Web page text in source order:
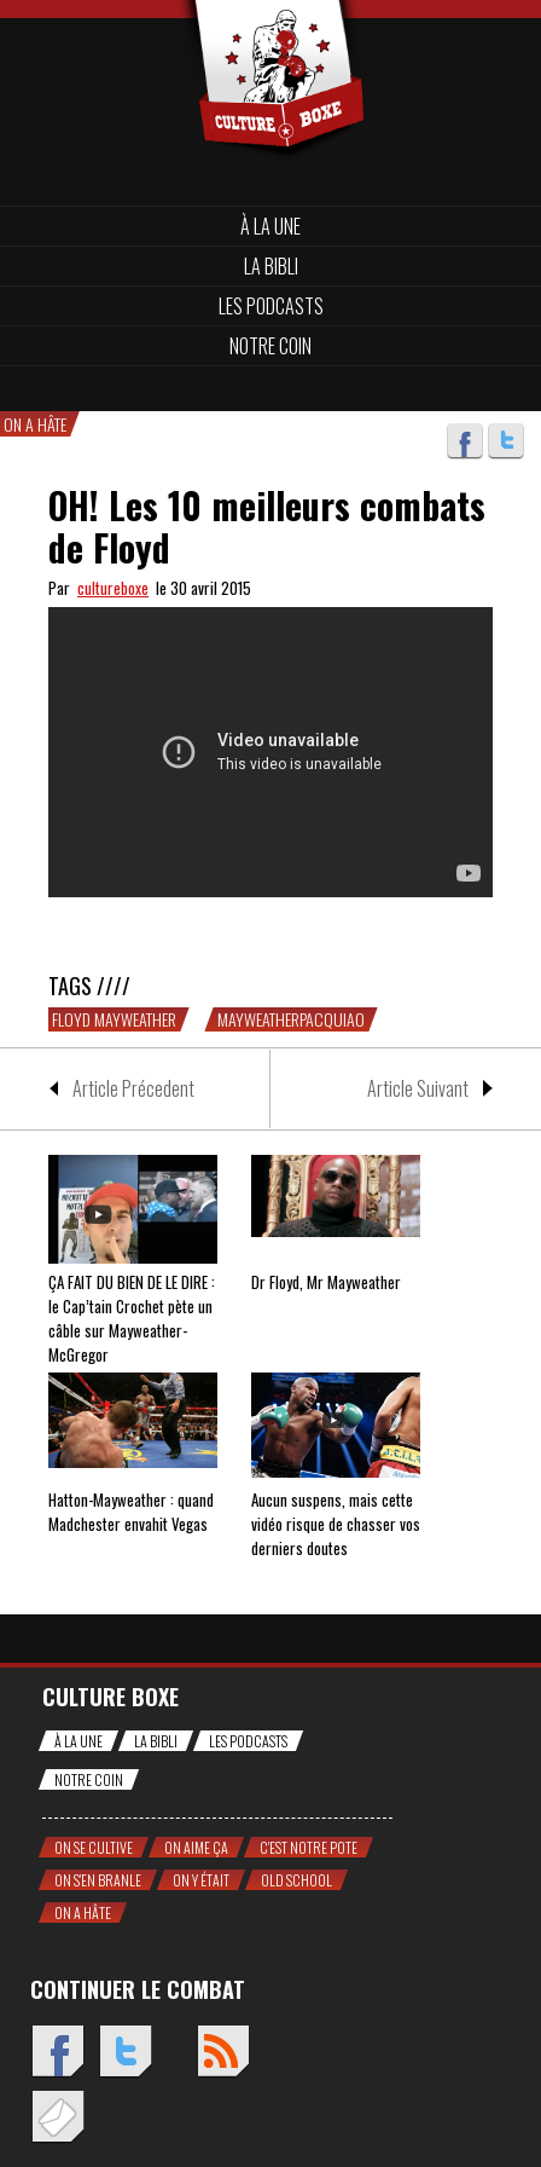
À LA UNE
LA BIBLI
LES PODCASTS
NOTRE COIN
ON A HÂTE
OH! Les 10 meilleurs combats
de Floyd
Par cultureboxe le 30 avril 2015
TAGS ////
FLOYD MAYWEATHER MAYWEATHERPACQUIAO
Article Précedent Article Suivant
ÇA FAIT DU BIEN DE LE DIRE :
le Cap’tain Crochet pète un
câble sur Mayweather-
McGregor
Dr Floyd, Mr Mayweather
Hatton-Mayweather : quand
Madchester envahit Vegas
Aucun suspens, mais cette
vidéo risque de chasser vos
derniers doutes
CULTURE BOXE
À LA UNE LA BIBLI
LES PODCASTS
NOTRE COIN
ON SE CULTIVE ON AIME ÇA
C'EST NOTRE POTE
ON S'EN BRANLE
ON Y ÉTAIT
OLD SCHOOL
ON A HÂTE
CONTINUER LE COMBAT